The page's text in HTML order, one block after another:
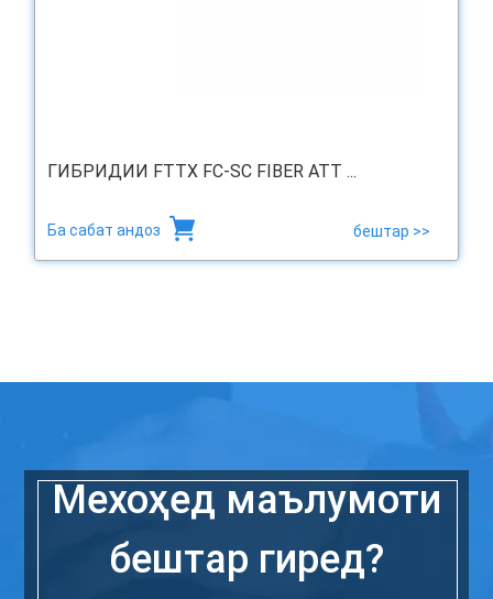
ГИБРИДИИ FTTX FC-SC FIBER ATT ...
Ба сабат андоз бештар >>
Мехоҳед маълумоти
бештар гиред?